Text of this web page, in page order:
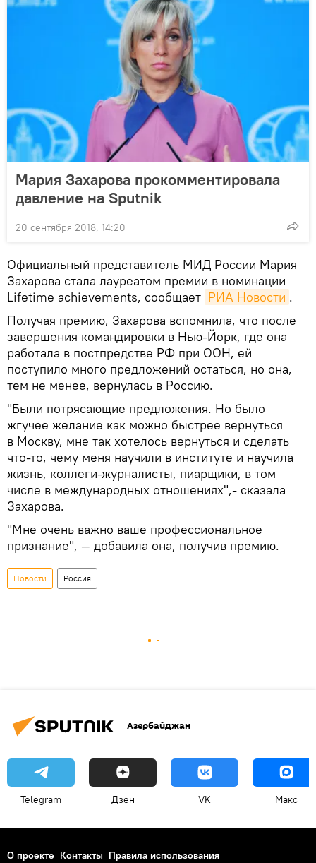
Мария Захарова прокомментировала
давление на Sputnik
20 сентября 2018, 14:20
Официальный представитель МИД России Мария
Захарова стала лауреатом премии в номинации
Lifetime achievements, сообщает РИА Новости .
Получая премию, Захарова вспомнила, что после
завершения командировки в Нью-Йорк, где она
работала в постпредстве РФ при ООН, ей
поступило много предложений остаться, но она,
тем не менее, вернулась в Россию.
"Были потрясающие предложения. Но было
жгучее желание как можно быстрее вернуться
в Москву, мне так хотелось вернуться и сделать
что-то, чему меня научили в институте и научила
жизнь, коллеги-журналисты, пиарщики, в том
числе в международных отношениях",- сказала
Захарова.
"Мне очень важно ваше профессиональное
признание", — добавила она, получив премию.
Новости Россия
Азербайджан
Telegram Дзен VK Макс
О проекте Контакты Правила использования